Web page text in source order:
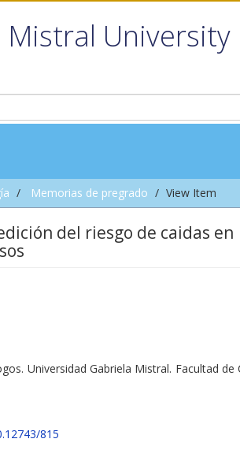
Mistral
Memorias de pregrado View Item
del riesgo de caidas en
Universidad Gabriela Mistral. Facultad de
815